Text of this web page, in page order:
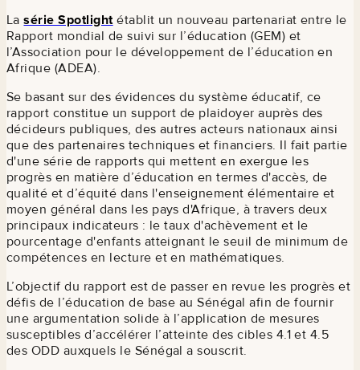
Lasérie Spotlightétablit un nouveau partenariat entre le
Rapport mondial de suivi sur l’éducation (GEM) et
l’Association pour le développement de l’éducation en
Afrique (ADEA).
Se basant sur des évidences du système éducatif, ce
rapport constitue un support de plaidoyer auprès des
décideurs publiques, des autres acteurs nationaux ainsi
que des partenaires techniques et financiers. Il fait partie
d'une série de rapports qui mettent en exergue les
progrès en matière d’éducation en termes d'accès, de
qualité et d’équité dans l'enseignement élémentaire et
moyen général dans les pays d'Afrique, à travers deux
principaux indicateurs : le taux d'achèvement et le
pourcentage d'enfants atteignant le seuil de minimum de
compétences en lecture et en mathématiques.
L’objectif du rapport est de passer en revue les progrès et
défis de l’éducation de base au Sénégal afin de fournir
une argumentation solide à l’application de mesures
susceptibles d’accélérer l’atteinte des cibles 4.1 et 4.5
des ODD auxquels le Sénégal a souscrit.